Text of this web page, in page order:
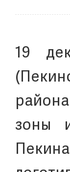
19
зоны